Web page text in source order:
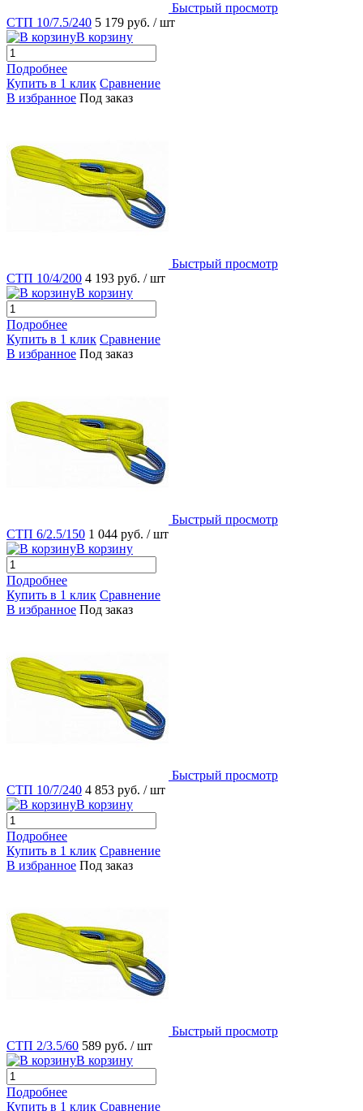
Быстрый просмотр
СТП 10/7.5/240 5 179 руб. / шт
В корзину
Подробнее
Купить в 1 клик Сравнение
В избранное Под заказ
Быстрый просмотр
СТП 10/4/200 4 193 руб. / шт
В корзину
Подробнее
Купить в 1 клик Сравнение
В избранное Под заказ
Быстрый просмотр
СТП 6/2.5/150 1 044 руб. / шт
В корзину
Подробнее
Купить в 1 клик Сравнение
В избранное Под заказ
Быстрый просмотр
СТП 10/7/240 4 853 руб. / шт
В корзину
Подробнее
Купить в 1 клик Сравнение
В избранное Под заказ
Быстрый просмотр
СТП 2/3.5/60 589 руб. / шт
В корзину
Подробнее
Купить в 1 клик Сравнение